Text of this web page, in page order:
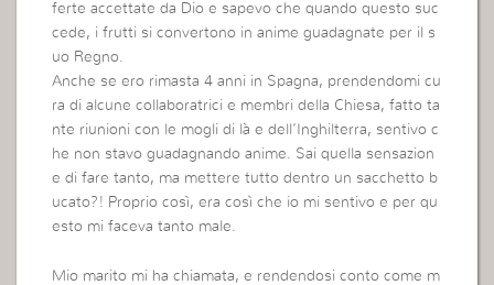
ferte accettate da Dio e sapevo che quando questo suc
cede, i frutti si convertono in anime guadagnate per il s
uo Regno.
Anche se ero rimasta 4 anni in Spagna, prendendomi cu
ra di alcune collaboratrici e membri della Chiesa, fatto ta
nte riunioni con le mogli di là e dell’Inghilterra, sentivo c
he non stavo guadagnando anime. Sai quella sensazion
e di fare tanto, ma mettere tutto dentro un sacchetto b
ucato?! Proprio così, era così che io mi sentivo e per qu
esto mi faceva tanto male.
Mio marito mi ha chiamata, e rendendosi conto come m